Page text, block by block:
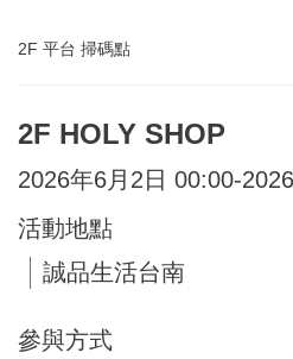
2F 平台 掃碼點
2F HOLY SHOP
2026年6月2日 00:00-
活動地點
誠品生活台南
參與方式